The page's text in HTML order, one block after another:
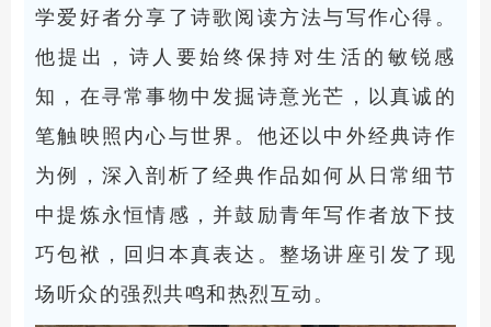
学爱好者分享了诗歌阅读方法与写作心得。
他提出，诗人要始终保持对生活的敏锐感
知，在寻常事物中发掘诗意光芒，以真诚的
笔触映照内心与世界。他还以中外经典诗作
为例，深入剖析了经典作品如何从日常细节
中提炼永恒情感，并鼓励青年写作者放下技
巧包袱，回归本真表达。整场讲座引发了现
场听众的强烈共鸣和热烈互动。